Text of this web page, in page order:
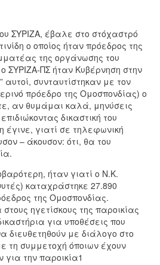
ΣΥΡΙΖΑ, έβαλε στο στόχαστρό
ο οποίος ήταν πρόεδρος της
της οργάνωσης του
ο ΣΥΡΙΖΑ-ΠΣ ήταν Κυβέρνηση στην
αυτοί, συνταυτίστηκαν με τον
πρόεδρο της Ομοσπονδίας) ο
αν θυμάμαι καλά, μηνύσεις
δικαστική του
έγινε, γιατί σε τηλεφωνική
– άκουσον: ότι, θα του
ήταν γιατί ο Ν.Κ.
καταχράστηκε 27.890
της Ομοσπονδίας.
ηγετίσκους της παροικίας
για υποθέσεις που
διευθετηθούν με διάλογο στο
τη συμμετοχή όποιων έχουν
για την παροικία1